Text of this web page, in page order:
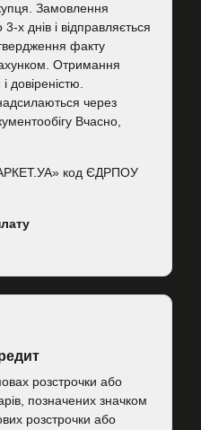
Замовлення
х днів і відправляється
факту
Отримання
через
Вчасно,
код ЄДРПОУ
розстрочки або
позначених значком
розстрочки або